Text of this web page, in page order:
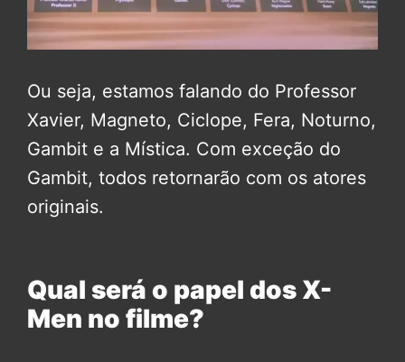
Ou seja, estamos falando do Professor
Xavier, Magneto, Ciclope, Fera, Noturno,
Gambit e a Mística. Com exceção do
Gambit, todos retornarão com os atores
originais.
Qual será o papel dos X-
Men no filme?